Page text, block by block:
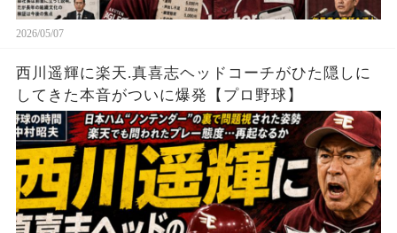
2026/05/07
西川遥輝に楽天.真喜志ヘッドコーチがひた隠しに
してきた本音がついに爆発【プロ野球】